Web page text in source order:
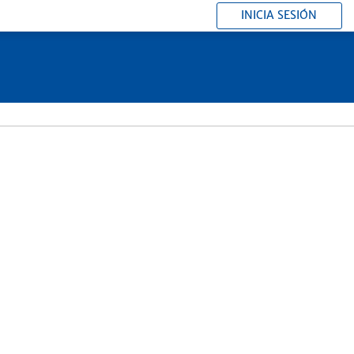
INICIA SESIÓN